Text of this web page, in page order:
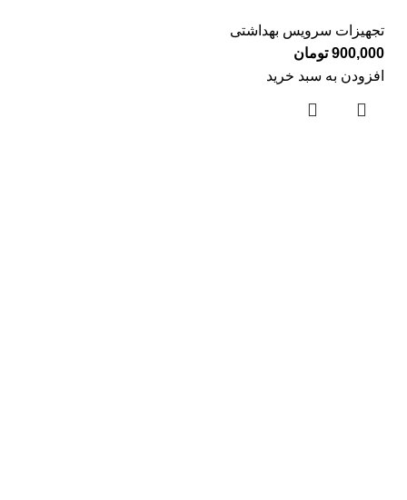
تجهیزات سرویس بهداشتی
900,000 تومان
افزودن به سبد خرید